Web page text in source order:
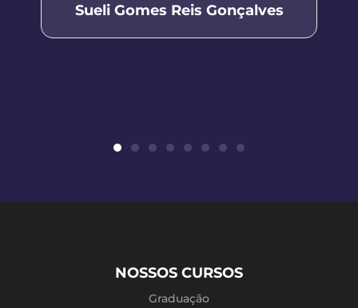
Sueli Gomes Reis Gonçalves
NOSSOS CURSOS
Graduação